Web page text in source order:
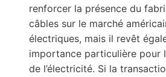
renforcer la présence du
câbles sur le marché
électriques, mais il revêt
importance particulière pour
de l’électricité. Si la